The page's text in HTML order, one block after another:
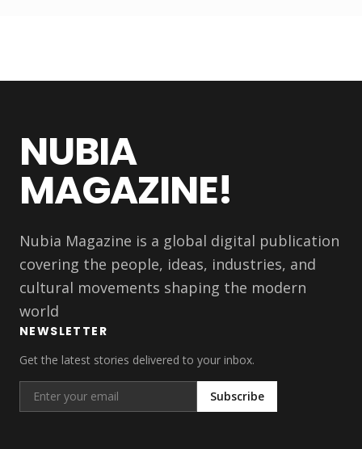
NUBIA
MAGAZINE!
Nubia Magazine is a global digital publication
covering the people, ideas, industries, and
cultural movements shaping the modern
world
NEWSLETTER
Get the latest stories delivered to your inbox.
Subscribe